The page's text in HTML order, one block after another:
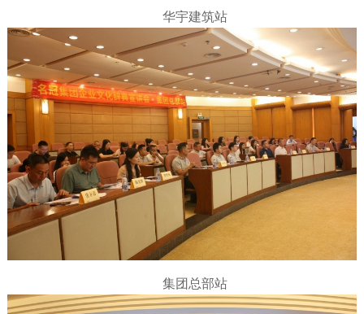
华宇建筑站
集团总部站